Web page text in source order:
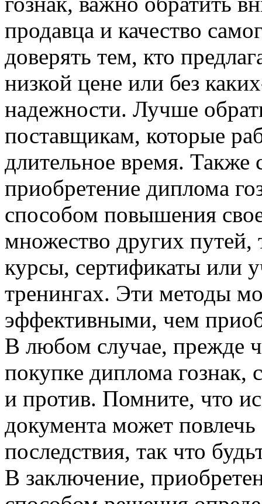
продавца и качество
доверять тем, кто
низкой цене или без
надежности. Лучше
поставщикам, которые
длительное время. Также
приобретение диплома
способом повышения
множество других путей,
курсы, сертификаты или
тренингах. Эти методы
эффективными, чем
В любом случае, прежде
покупке диплома гознак,
и против. Помните, что
документа может повлечь
последствия, так что
В заключение,